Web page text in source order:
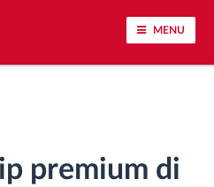
MENU
premium di